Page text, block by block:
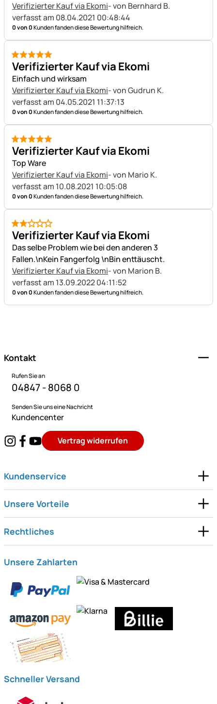
Verifizierter Kauf via Ekomi- von Bernhard B.
verfasst am 08.04.2021 00:48:44
0 von 0Kunden fanden diese Bewertung hilfreich.
5 von 5
Verifizierter Kauf via Ekomi
Einfach und wirksam
Verifizierter Kauf via Ekomi- von Gudrun K.
verfasst am 04.05.2021 11:37:13
0 von 0Kunden fanden diese Bewertung hilfreich.
5 von 5
Verifizierter Kauf via Ekomi
Top Ware
Verifizierter Kauf via Ekomi- von Mario K.
verfasst am 10.08.2021 10:05:08
0 von 0Kunden fanden diese Bewertung hilfreich.
2 von 5
Verifizierter Kauf via Ekomi
Das selbe Problem wie bei den anderen 3
Fallen.\nKein Fangerfolg \nBin enttäuscht.
Verifizierter Kauf via Ekomi- von Marion B.
verfasst am 13.09.2022 04:11:52
0 von 0Kunden fanden diese Bewertung hilfreich.
Kontakt
Rufen Sie an
04847 - 8068 0
Senden Sie uns eine Nachricht
Kundencenter
Vertrag widerrufen
Kundenservice
Unsere Vorteile
Rechtliches
Unsere Zahlarten
Schneller Versand